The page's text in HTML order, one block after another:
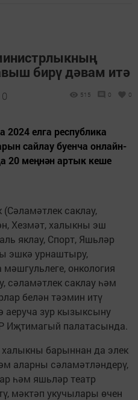
бирү дәвам итә
515 0 0
2024 елга республика
сайлау буенча онлайн-
20 меңнән артык кеше
саклау,
Хезмәт, халыкны эш
яклау, Спорт, Яшьләр
эшкә урнаштыру,
онкология
сәламәтлек саклау һәм
белән тәэмин итү
аеруча зур кызыксыну
Иҗтимагый палатасында.
барыннан да элек
аларны сәламәтләндерү,
һәм яшьләр театр
мәктәп укучылары өчен